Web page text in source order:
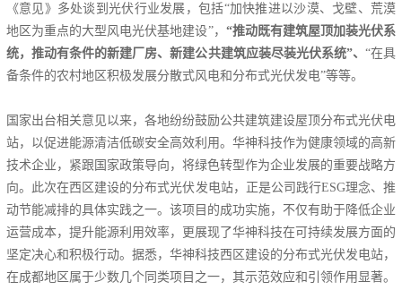
《意见》多处谈到光伏行业发展，包括“加快推进以沙漠、戈壁、荒漠
地区为重点的大型风电光伏基地建设”， “推动既有建筑屋顶加装光伏系
统，推动有条件的新建厂房、新建公共建筑应装尽装光伏系统”、“在具
备条件的农村地区积极发展分散式风电和分布式光伏发电”等等。
国家出台相关意见以来，各地纷纷鼓励公共建筑建设屋顶分布式光伏电
站，以促进能源清洁低碳安全高效利用。华神科技作为健康领域的高新
技术企业，紧跟国家政策导向，将绿色转型作为企业发展的重要战略方
向。此次在西区建设的分布式光伏发电站，正是公司践行ESG理念、推
动节能减排的具体实践之一。该项目的成功实施，不仅有助于降低企业
运营成本，提升能源利用效率，更展现了华神科技在可持续发展方面的
坚定决心和积极行动。据悉，华神科技西区建设的分布式光伏发电站，
在成都地区属于少数几个同类项目之一，其示范效应和引领作用显著。